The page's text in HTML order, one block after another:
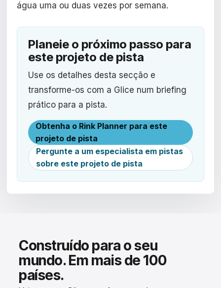
água uma ou duas vezes por semana.
Planeie o próximo passo para
este projeto de pista
Use os detalhes desta secção e
transforme-os com a Glice num briefing
prático para a pista.
Obtenha o Rink Planner para este
projeto de pista
Pergunte a um especialista em pistas
sobre este projeto de pista
Construído para o seu
mundo. Em mais de 100
países.